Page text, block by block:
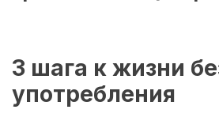
3 шага к жизни
употребления